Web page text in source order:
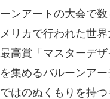
ンアートの大会で
リカで行われた世
高賞「マスターデ
集めるバルーンア
はのぬくもりを持